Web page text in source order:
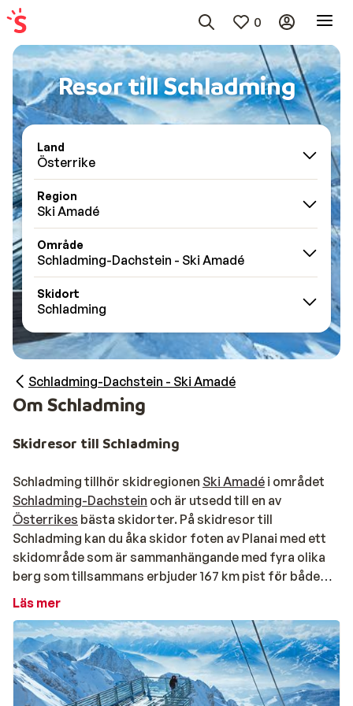
0
Resor till Schladming
Land
Österrike
Region
Ski Amadé
Område
Schladming-Dachstein - Ski Amadé
Skidort
Schladming
Schladming-Dachstein - Ski Amadé
Om Schladming
Skidresor till Schladming
Schladming tillhör skidregionen Ski Amadé i området
Schladming-Dachstein och är utsedd till en av
Österrikes bästa skidorter. På skidresor till
Schladming kan du åka skidor foten av Planai med ett
skidområde som är sammanhängande med fyra olika
berg som tillsammans erbjuder 167 km pist för både
nybörjare, vana åkare och experter.
Mycket av skidåkningen sker i vacker skogsmiljö och
längs pisterna finns det många trevliga alphytter som
serverar god traditionell österrikisk mat. I
Läs mer